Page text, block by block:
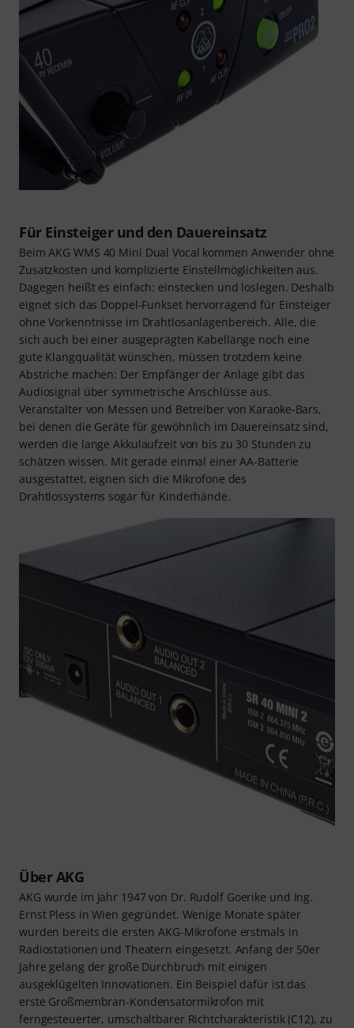
Für Einsteiger und den Dauereinsatz
Beim AKG WMS 40 Mini Dual Vocal kommen Anwender ohne
Zusatzkosten und komplizierte Einstellmöglichkeiten aus.
Dagegen heißt es einfach: einstecken und loslegen. Deshalb
eignet sich das Doppel-Funkset hervorragend für Einsteiger
ohne Vorkenntnisse im Drahtlosanlagenbereich. Alle, die
sich auch bei einer ausgeprägten Kabellänge noch eine
gute Klangqualität wünschen, müssen trotzdem keine
Abstriche machen: Der Empfänger der Anlage gibt das
Audiosignal über symmetrische Anschlüsse aus.
Veranstalter von Messen und Betreiber von Karaoke-Bars,
bei denen die Geräte für gewöhnlich im Dauereinsatz sind,
werden die lange Akkulaufzeit von bis zu 30 Stunden zu
schätzen wissen. Mit gerade einmal einer AA-Batterie
ausgestattet, eignen sich die Mikrofone des
Drahtlossystems sogar für Kinderhände.
Über AKG
AKG wurde im Jahr 1947 von Dr. Rudolf Goerike und Ing.
Ernst Pless in Wien gegründet. Wenige Monate später
wurden bereits die ersten AKG-Mikrofone erstmals in
Radiostationen und Theatern eingesetzt. Anfang der 50er
Jahre gelang der große Durchbruch mit einigen
ausgeklügelten Innovationen. Ein Beispiel dafür ist das
erste Großmembran-Kondensatormikrofon mit
ferngesteuerter, umschaltbarer Richtcharakteristik (C12), zu